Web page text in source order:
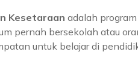
Kesetaraan adalah
pernah bersekolah atau
untuk belajar di